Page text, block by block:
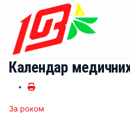
Календар
За роком